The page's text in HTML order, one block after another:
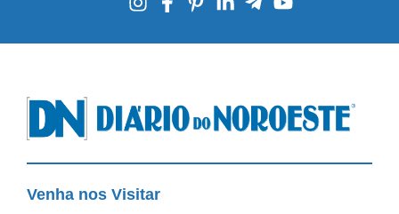
Venha nos Visitar